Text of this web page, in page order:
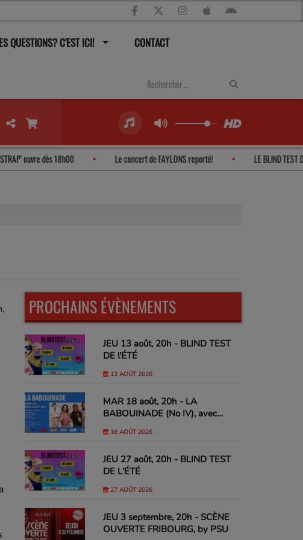
QUESTIONS? C'EST ICI! CONTACT
le STRAP' ouvre dès 18h00 Le concert de FAYLONS reporté! LE
PROCHAINS ÉVÈNEMENTS
JEU 13 août, 20h - BLIND TEST
DE l'ÉTÉ
13 AOÛT 2026
MAR 18 août, 20h - LA
BABOUINADE (No IV), avec
Margaux Lagleize, Adrien
Laplana, Alix Masson & Yacine
18 AOÛT 2026
JEU 27 août, 20h - BLIND TEST
DE L'ÉTÉ
27 AOÛT 2026
JEU 3 septembre, 20h - SCÈNE
OUVERTE FRIBOURG, by PSU